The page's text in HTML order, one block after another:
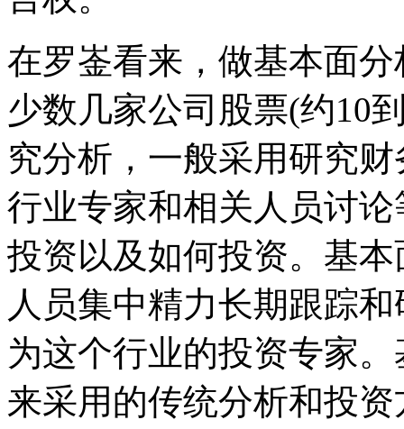
在罗崟看来，做基本面
少数几家公司股票(约10
究分析，一般采用研究
行业专家和相关人员讨
投资以及如何投资。基
人员集中精力长期跟踪
为这个行业的投资专家
来采用的传统分析和投